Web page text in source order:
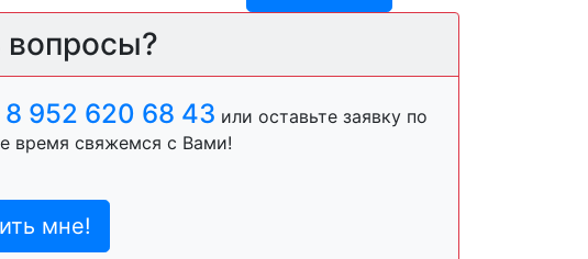
вопросы?
8 952 620 68 43 или оставьте заявку по
время свяжемся с Вами!
мне!